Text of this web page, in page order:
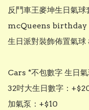
反鬥車王麥坤生日氣
mcQueens
生日派對裝飾佈置氣
Cars *不包數字 生日
32吋大生日數字：
加氣泵：+$10